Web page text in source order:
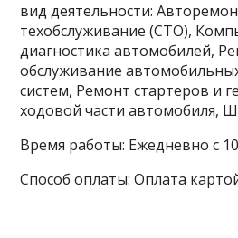
вид деятельности:
техобслуживание (СТО),
диагностика автомобилей,
обслуживание
систем, Ремонт стартеров и
ходовой части автомобиля,
Время работы: Ежедневно с
Способ оплаты: Оплата